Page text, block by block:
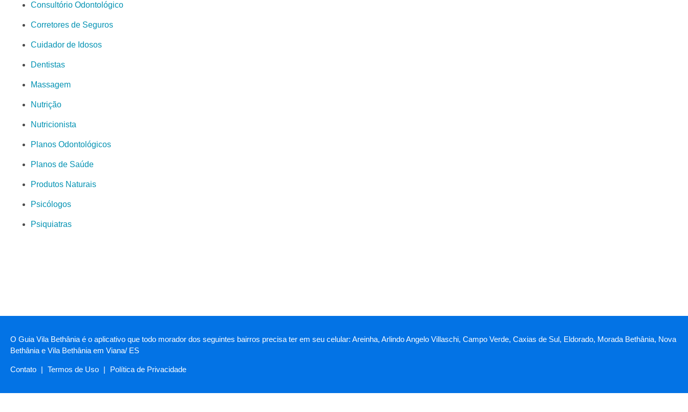
Consultório Odontológico
Corretores de Seguros
Cuidador de Idosos
Dentistas
Massagem
Nutrição
Nutricionista
Planos Odontológicos
Planos de Saúde
Produtos Naturais
Psicólogos
Psiquiatras
O Guia Vila Bethânia é o aplicativo que todo morador dos seguintes bairros precisa ter em seu celular: Areinha, Arlindo Angelo Villaschi, Campo Verde, Caxias de Sul, Eldorado, Morada Bethânia, Nova
Bethânia e Vila Bethânia em Viana/ ES
Contato | Termos de Uso | Política de Privacidade